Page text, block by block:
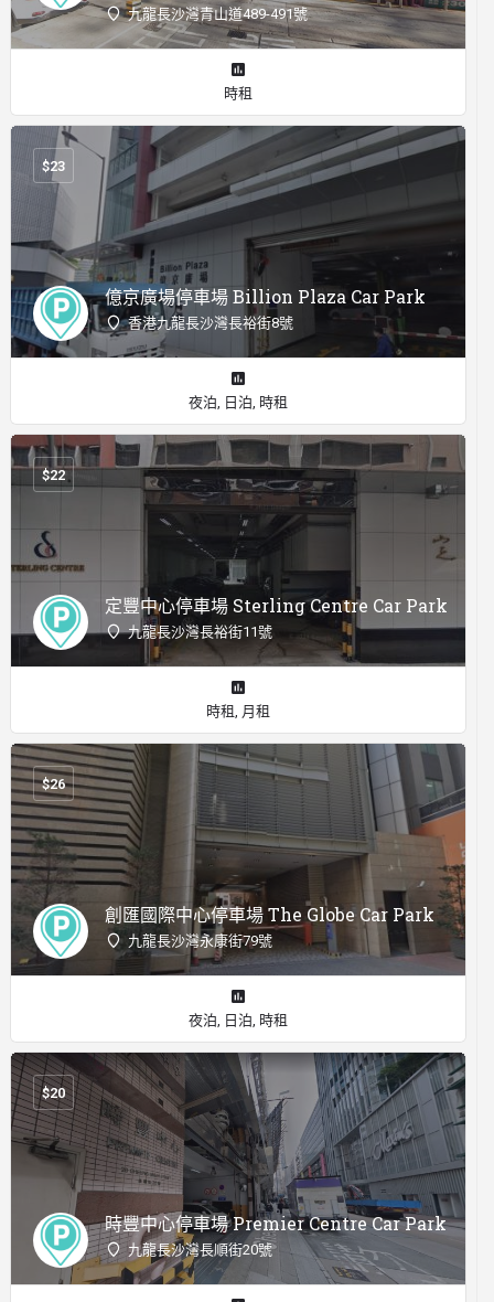
九龍長沙灣青山道489-491號
時租
億京廣場停車場 Billion Plaza Car Park
香港九龍長沙灣長裕街8號
$23
夜泊, 日泊, 時租
定豐中心停車場 Sterling Centre Car Park
九龍長沙灣長裕街11號
$22
時租, 月租
創匯國際中心停車場 The Globe Car Park
九龍長沙灣永康街79號
$26
夜泊, 日泊, 時租
時豐中心停車場 Premier Centre Car Park
九龍長沙灣長順街20號
$20